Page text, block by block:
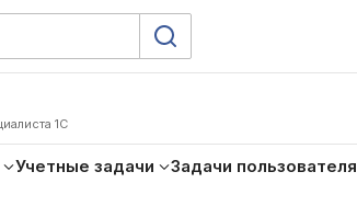
1С
Учетные задачи Задачи пользователя